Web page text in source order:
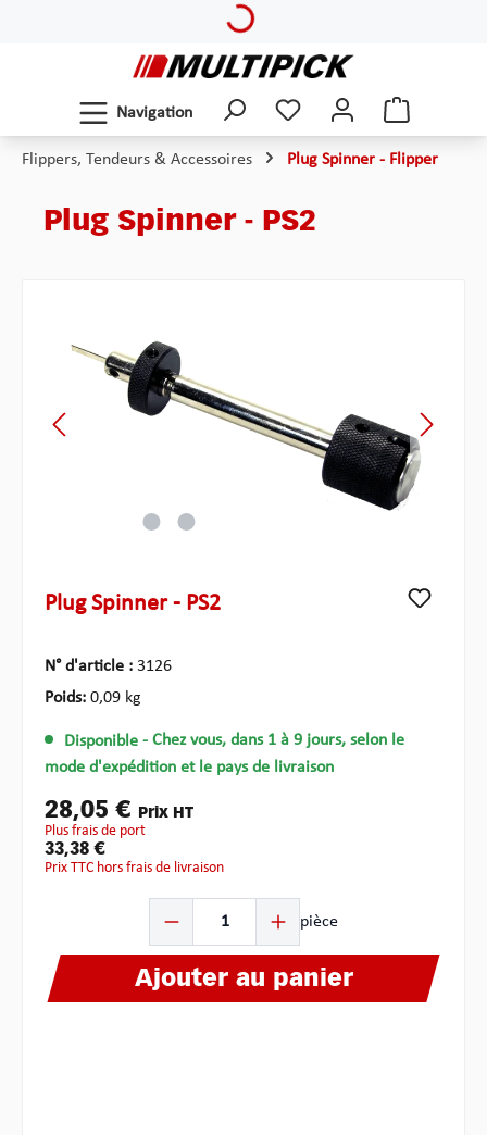
Navigation
Flippers, Tendeurs & Accessoires Plug Spinner - Flipper
Plug Spinner - PS2
Plug Spinner - PS2
N° d'article : 3126
Poids: 0,09 kg
Disponible - Chez vous, dans 1 à 9 jours, selon le
mode d'expédition et le pays de livraison
28,05 € Prix HT
plus frais de port
33,38 €
Prix TTC hors frais de livraison
pièce
Ajouter au panier